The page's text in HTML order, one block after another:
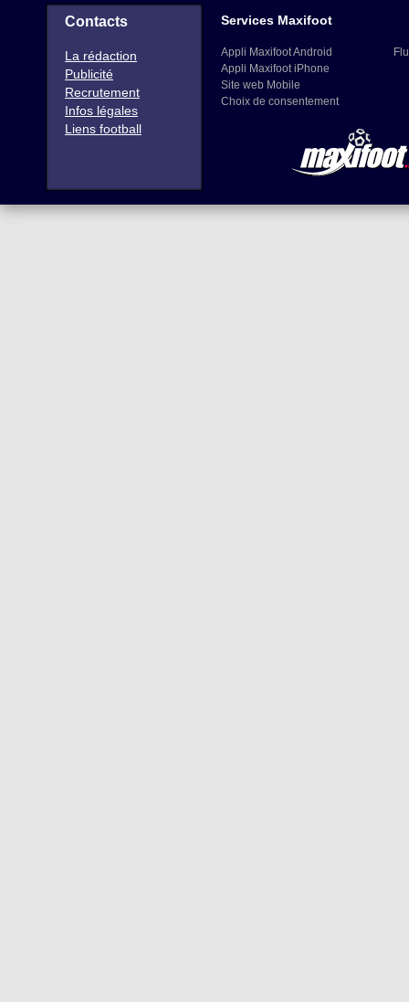
Contacts
La rédaction
Publicité
Recrutement
Infos légales
Liens football
Services Maxifoot
Appli Maxifoot Android
Appli Maxifoot iPhone
Site web Mobile
Choix de consentement